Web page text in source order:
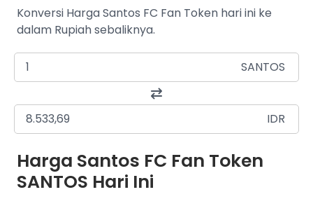
Konversi Harga Santos FC Fan Token hari ini ke
dalam Rupiah sebaliknya.
SANTOS
IDR
Harga Santos FC Fan Token
SANTOS Hari Ini